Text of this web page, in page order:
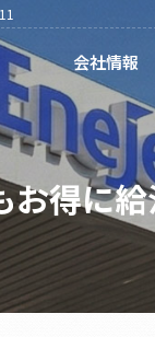
会社情報
お得に